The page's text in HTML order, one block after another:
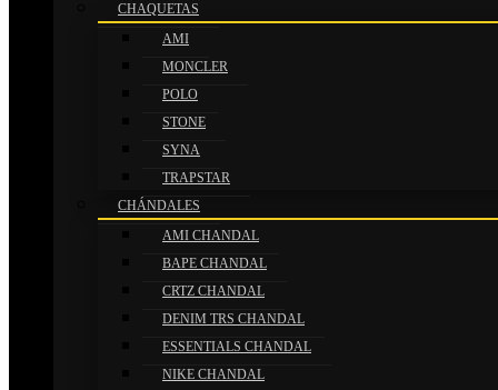
CHAQUETAS
AMI
MONCLER
POLO
STONE
SYNA
TRAPSTAR
CHÁNDALES
AMI CHANDAL
BAPE CHANDAL
CRTZ CHANDAL
DENIM TRS CHANDAL
ESSENTIALS CHANDAL
NIKE CHANDAL